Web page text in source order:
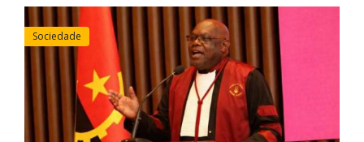
Sociedade